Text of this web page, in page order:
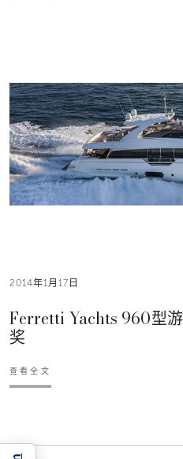
2014年1月17日
Ferretti Yachts 960型
奖
查看全文